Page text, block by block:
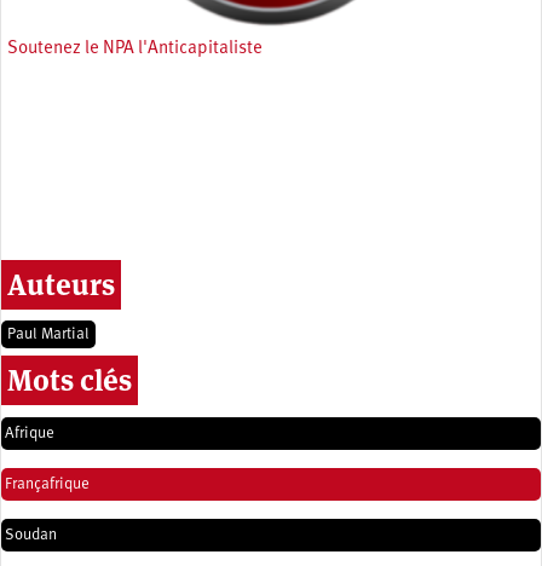
Soutenez le NPA l'Anticapitaliste
Auteurs
Paul Martial
Mots clés
Afrique
Françafrique
Soudan